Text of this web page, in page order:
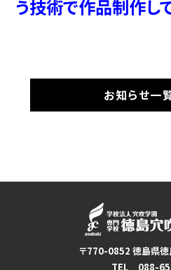
お知らせ一
〒770-0852 徳島県
TEL 088-